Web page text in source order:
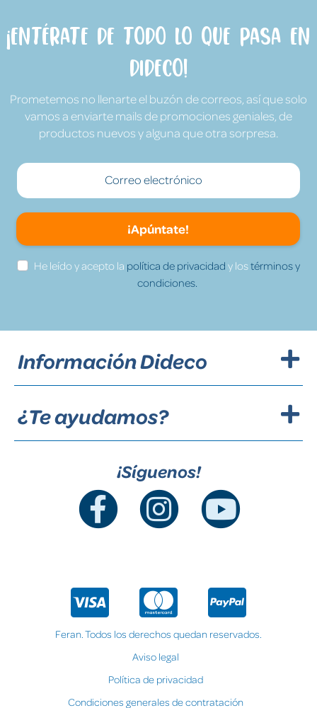
¡Entérate de todo lo que pasa en
Dideco!
Prometemos no llenarte el buzón de correos, así que solo
vamos a enviarte mails de promociones geniales, de
productos nuevos y alguna que otra sorpresa.
¡Apúntate!
He leído y acepto la política de privacidad y lostérminos y
condiciones.
Información Dideco
¿Te ayudamos?
¡Síguenos!
Feran. Todos los derechos quedan reservados.
Aviso legal
Política de privacidad
Condiciones generales de contratación